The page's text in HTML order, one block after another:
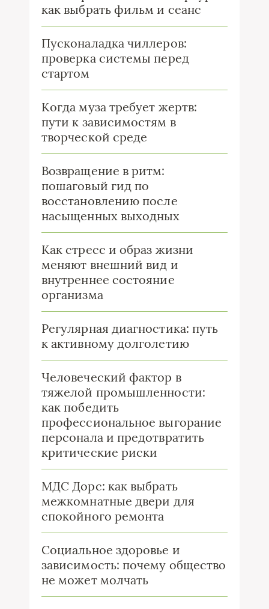
как выбрать фильм и сеанс
Пусконаладка чиллеров:
проверка системы перед
стартом
Когда муза требует жертв:
пути к зависимостям в
творческой среде
Возвращение в ритм:
пошаговый гид по
восстановлению после
насыщенных выходных
Как стресс и образ жизни
меняют внешний вид и
внутреннее состояние
организма
Регулярная диагностика: путь
к активному долголетию
Человеческий фактор в
тяжелой промышленности:
как победить
профессиональное выгорание
персонала и предотвратить
критические риски
МДС Дорс: как выбрать
межкомнатные двери для
спокойного ремонта
Социальное здоровье и
зависимость: почему общество
не может молчать